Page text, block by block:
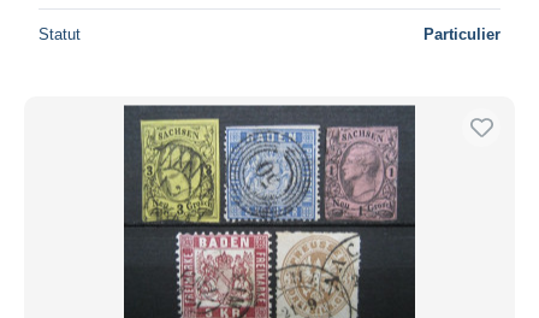
Statut Particulier